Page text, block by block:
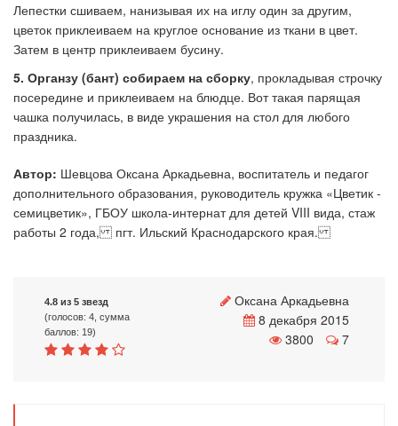
Лепестки сшиваем, нанизывая их на иглу один за другим,
цветок приклеиваем на круглое основание из ткани в цвет.
Затем в центр приклеиваем бусину.
5. Органзу (бант) собираем на сборку, прокладывая строчку
посередине и приклеиваем на блюдце. Вот такая парящая
чашка получилась, в виде украшения на стол для любого
праздника.
Автор: Шевцова Оксана Аркадьевна, воспитатель и педагог
дополнительного образования, руководитель кружка «Цветик -
семицветик», ГБОУ школа-интернат для детей VIII вида, стаж
работы 2 года, пгт. Ильский Краснодарского края.
4.8 из 5 звезд
(голосов: 4, сумма
баллов: 19)
Оксана Аркадьевна
8 декабря 2015
3800
7